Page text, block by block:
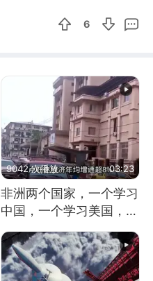
6
9042 次播放 03:23
非洲两个国家，一个学习
中国，一个学习美国，结
果怎么样了？